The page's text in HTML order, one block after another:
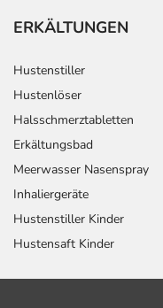
ERKÄLTUNGEN
Hustenstiller
Hustenlöser
Halsschmerztabletten
Erkältungsbad
Meerwasser Nasenspray
Inhaliergeräte
Hustenstiller Kinder
Hustensaft Kinder